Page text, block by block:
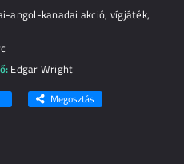
angol-kanadai akció, vígjáték,
Edgar Wright
Megosztás